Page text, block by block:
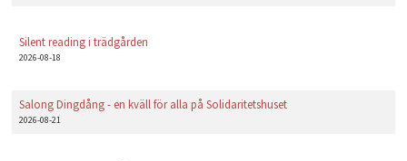
Silent reading i trädgården
2026-08-18
Salong Dingdång - en kväll för alla på Solidaritetshuset
2026-08-21